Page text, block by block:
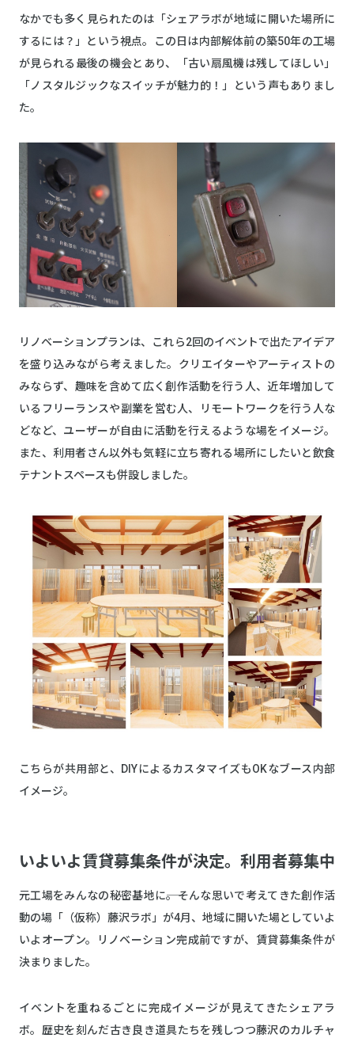
なかでも多く見られたのは「シェアラボが地域に開いた場所に
するには？」という視点。この日は内部解体前の築50年の工場
が見られる最後の機会とあり、「古い扇風機は残してほしい」
「ノスタルジックなスイッチが魅力的！」という声もありまし
た。
リノベーションプランは、これら2回のイベントで出たアイデア
を盛り込みながら考えました。クリエイターやアーティストの
みならず、趣味を含めて広く創作活動を行う人、近年増加して
いるフリーランスや副業を営む人、リモートワークを行う人な
どなど、ユーザーが自由に活動を行えるような場をイメージ。
また、利用者さん以外も気軽に立ち寄れる場所にしたいと飲食
テナントスペースも併設しました。
こちらが共用部と、DIYによるカスタマイズもOKなブース内部
イメージ。
いよいよ賃貸募集条件が決定。利用者募集中
元工場をみんなの秘密基地に――。そんな思いで考えてきた創作活
動の場「（仮称）藤沢ラボ」が4月、地域に開いた場としていよ
いよオープン。リノベーション完成前ですが、賃貸募集条件が
決まりました。
イベントを重ねるごとに完成イメージが見えてきたシェアラ
ボ。歴史を刻んだ古き良き道具たちを残しつつ藤沢のカルチャ